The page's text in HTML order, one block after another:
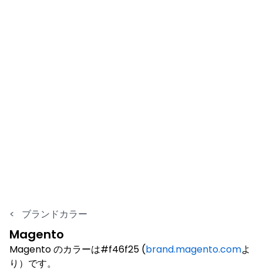
< ブランドカラー
Magento
Magento のカラーは#f46f25 (brand.magento.comよ
り）です。